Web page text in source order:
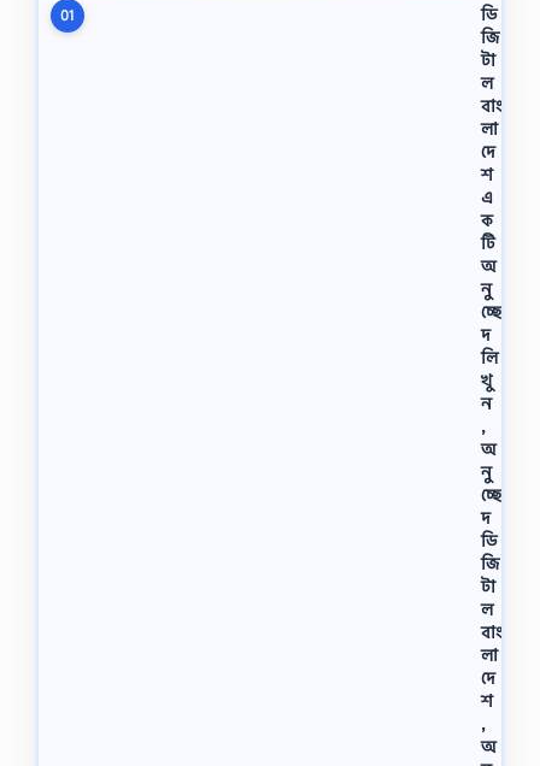
01
ডি
জি
টা
ল
বাং
লা
দে
শ
এ
ক
টি
অ
নু
চ্ছে
দ
লি
খু
ন
,
অ
নু
চ্ছে
দ
ডি
জি
টা
ল
বাং
লা
দে
শ
,
অ